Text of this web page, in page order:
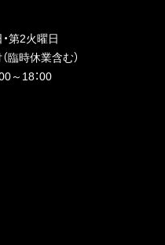
第2火曜日
臨時休業含む）
～18：00